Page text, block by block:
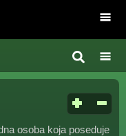
osoba koja poseduje